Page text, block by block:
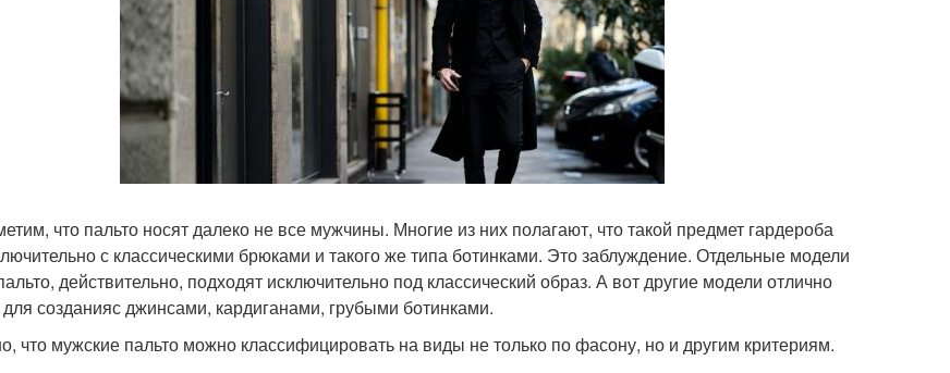
что пальто носят далеко не все мужчины. Многие из них полагают, что такой предмет гардероба
с классическими брюками и такого же типа ботинками. Это заблуждение. Отдельные модели
действительно, подходят исключительно под классический образ. А вот другие модели отлично
созданияс джинсами, кардиганами, грубыми ботинками.
что мужские пальто можно классифицировать на виды не только по фасону, но и другим критериям.